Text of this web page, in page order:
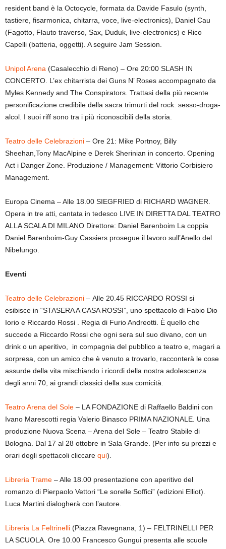
resident band è la Octocycle, formata da Davide Fasulo (synth,
tastiere, fisarmonica, chitarra, voce, live-electronics), Daniel Cau
(Fagotto, Flauto traverso, Sax, Duduk, live-electronics) e Rico
Capelli (batteria, oggetti). A seguire Jam Session.
Unipol Arena (Casalecchio di Reno) – Ore 20:00 SLASH IN
CONCERTO. L’ex chitarrista dei Guns N’ Roses accompagnato da
Myles Kennedy and The Conspirators. Trattasi della più recente
personificazione credibile della sacra trimurti del rock: sesso-droga-
alcol. I suoi riff sono tra i più riconoscibili della storia.
Teatro delle Celebrazioni – Ore 21: Mike Portnoy, Billy
Sheehan,Tony MacAlpine e Derek Sherinian in concerto. Opening
Act i Danger Zone. Produzione / Management: Vittorio Corbisiero
Management.
Europa Cinema – Alle 18.00 SIEGFRIED di RICHARD WAGNER.
Opera in tre atti, cantata in tedesco LIVE IN DIRETTA DAL TEATRO
ALLA SCALA DI MILANO Direttore: Daniel Barenboim La coppia
Daniel Barenboim-Guy Cassiers prosegue il lavoro sull’Anello del
Nibelungo.
Eventi
Teatro delle Celebrazioni – Alle 20.45 RICCARDO ROSSI si
esibisce in “STASERA A CASA ROSSI”, uno spettacolo di Fabio Dio
Iorio e Riccardo Rossi . Regia di Furio Andreotti. È quello che
succede a Riccardo Rossi che ogni sera sul suo divano, con un
drink o un aperitivo, in compagnia del pubblico a teatro e, magari a
sorpresa, con un amico che è venuto a trovarlo, racconterà le cose
assurde della vita mischiando i ricordi della nostra adolescenza
degli anni 70, ai grandi classici della sua comicità.
Teatro Arena del Sole – LA FONDAZIONE di Raffaello Baldini con
Ivano Marescotti regia Valerio Binasco PRIMA NAZIONALE. Una
produzione Nuova Scena – Arena del Sole – Teatro Stabile di
Bologna. Dal 17 al 28 ottobre in Sala Grande. (Per info su prezzi e
orari degli spettacoli cliccare qui).
Libreria Trame – Alle 18.00 presentazione con aperitivo del
romanzo di Pierpaolo Vettori “Le sorelle Soffici” (edizioni Elliot).
Luca Martini dialogherà con l’autore.
Libreria La Feltrinelli (Piazza Ravegnana, 1) – FELTRINELLI PER
LA SCUOLA. Ore 10.00 Francesco Gungui presenta alle scuole